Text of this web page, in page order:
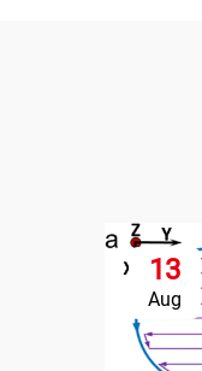
13
Aug